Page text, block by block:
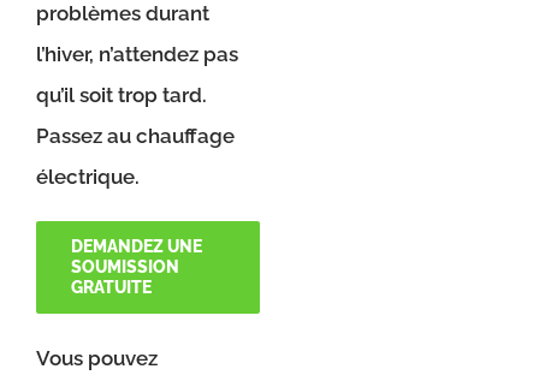
problèmes durant
l’hiver, n’attendez pas
qu’il soit trop tard.
Passez au chauffage
électrique.
DEMANDEZ UNE
SOUMISSION
GRATUITE
Vous pouvez